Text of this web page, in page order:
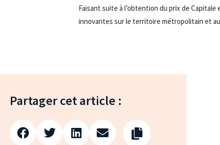
Faisant suite à l’obtention du prix de
innovantes sur le territoire métropolitain et
Partager cet article :